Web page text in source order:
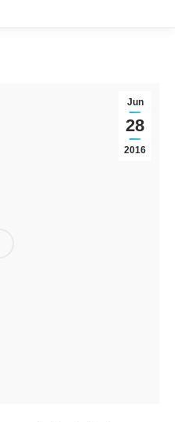
Jun
28
2016